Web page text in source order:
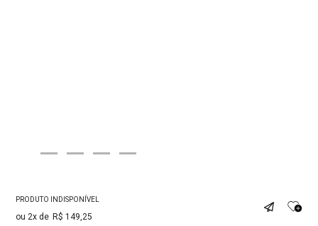
PRODUTO INDISPONÍVEL
2 R$ 149,25